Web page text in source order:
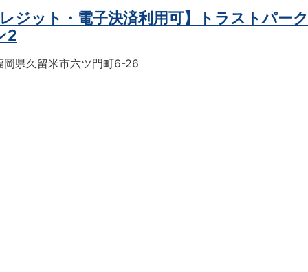
レジット・電子決済利用可】トラストパー
2
岡県久留米市六ツ門町6-26